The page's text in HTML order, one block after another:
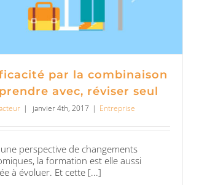
par la combinaison
avec, réviser seul
| janvier 4th, 2017 | Entreprise
perspective de changements
la formation est elle aussi
à évoluer. Et cette [...]